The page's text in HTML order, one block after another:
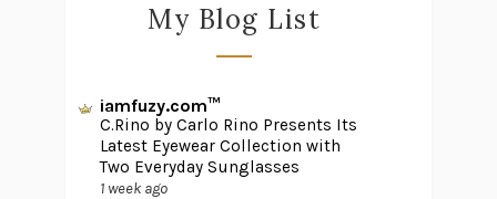
My Blog List
iamfuzy.com™
C.Rino by Carlo Rino Presents Its
Latest Eyewear Collection with
Two Everyday Sunglasses
1 week ago